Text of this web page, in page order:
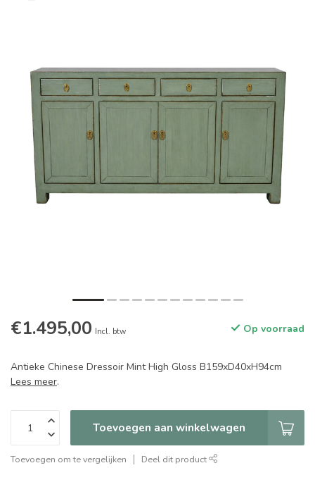
€1.495,00 Incl. btw Op voorraad
Antieke Chinese Dressoir Mint High Gloss B159xD40xH94cm
Lees meer.
Toevoegen aan winkelwagen
Toevoegen om te vergelijken Deel dit product